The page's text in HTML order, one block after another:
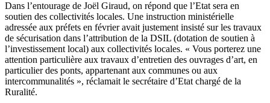
Dans l’entourage de Joël Giraud, on répond que l’Etat sera en
soutien des collectivités locales. Une instruction ministérielle
adressée aux préfets en février avait justement insisté sur les travaux
de sécurisation dans l’attribution de la DSIL (dotation de soutien à
l’investissement local) aux collectivités locales. « Vous porterez une
attention particulière aux travaux d’entretien des ouvrages d’art, en
particulier des ponts, appartenant aux communes ou aux
intercommunalités », réclamait le secrétaire d’Etat chargé de la
Ruralité.